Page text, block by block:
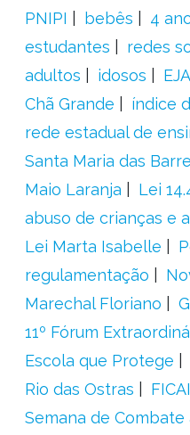
PNIPI
bebês 4
estudantes
redes
adultos
idosos
Chã Grande
índice
rede estadual de
Santa Maria das
Maio Laranja
Lei
abuso de crianças e
Lei Marta Isabelle
regulamentação
Marechal Floriano
11º Fórum
Escola que Protege
Rio das Ostras
FICAI
Semana de